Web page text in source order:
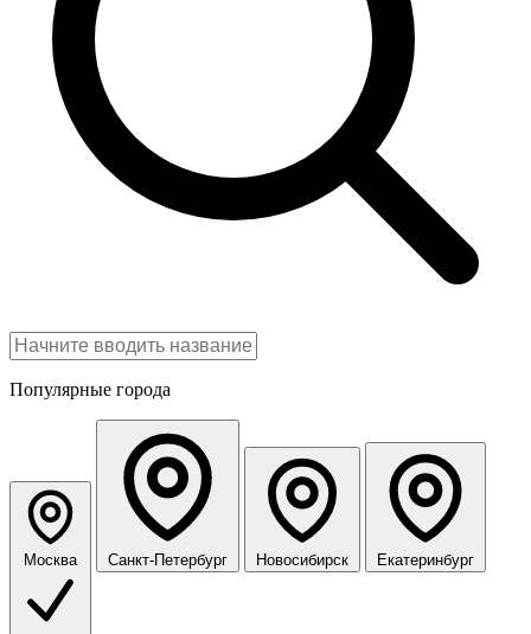
Популярные города
Москва Санкт-Петербург Новосибирск Екатеринбург